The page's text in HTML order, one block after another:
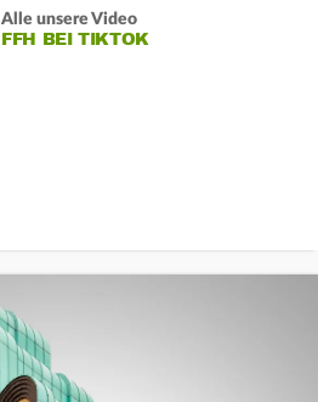
Alle unsere Video
FFH BEI TIKTOK